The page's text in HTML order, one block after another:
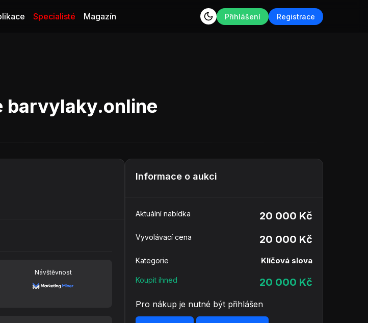
Specialisté Magazín Přihlášení Registrace
barvylaky.online
Návštěvnost
Informace o aukci
Aktuální nabídka 20 000 Kč
Vyvolávací cena 20 000 Kč
Kategorie Klíčová slova
Koupit ihned 20 000 Kč
Pro nákup je nutné být přihlášen